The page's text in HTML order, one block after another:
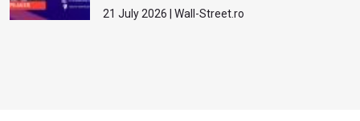
21 July 2026 | Wall-Street.ro